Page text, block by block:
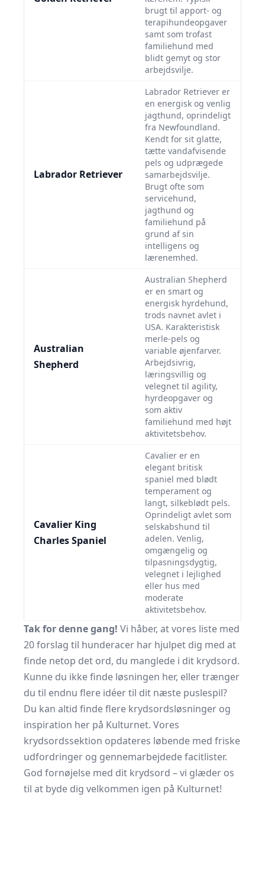
brugt til apport- og
terapihundeopgaver
samt som trofast
familiehund med
blidt gemyt og stor
arbejdsvilje.
Labrador Retriever
Labrador Retriever er
en energisk og venlig
jagthund, oprindeligt
fra Newfoundland.
Kendt for sit glatte,
tætte vandafvisende
pels og udprægede
samarbejdsvilje.
Brugt ofte som
servicehund,
jagthund og
familiehund på
grund af sin
intelligens og
lærenemhed.
Australian
Shepherd
Australian Shepherd
er en smart og
energisk hyrdehund,
trods navnet avlet i
USA. Karakteristisk
merle-pels og
variable øjenfarver.
Arbejdsivrig,
læringsvillig og
velegnet til agility,
hyrdeopgaver og
som aktiv
familiehund med højt
aktivitetsbehov.
Cavalier King
Charles Spaniel
Cavalier er en
elegant britisk
spaniel med blødt
temperament og
langt, silkeblødt pels.
Oprindeligt avlet som
selskabshund til
adelen. Venlig,
omgængelig og
tilpasningsdygtig,
velegnet i lejlighed
eller hus med
moderate
aktivitetsbehov.
Tak for denne gang! Vi håber, at vores liste med
20 forslag til hunderacer har hjulpet dig med at
finde netop det ord, du manglede i dit krydsord.
Kunne du ikke finde løsningen her, eller trænger
du til endnu flere idéer til dit næste puslespil?
Du kan altid finde flere krydsordsløsninger og
inspiration her på Kulturnet. Vores
krydsordssektion opdateres løbende med friske
udfordringer og gennemarbejdede facitlister.
God fornøjelse med dit krydsord – vi glæder os
til at byde dig velkommen igen på Kulturnet!